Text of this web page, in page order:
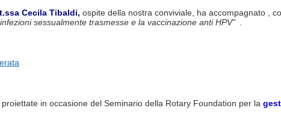
Cecila Tibaldi, ospite della nostra conviviale, ha accompagnato ,
sessualmente trasmesse e la vaccinazione anti HPV”
proiettate in occasione del Seminario della Rotary Foundation per la